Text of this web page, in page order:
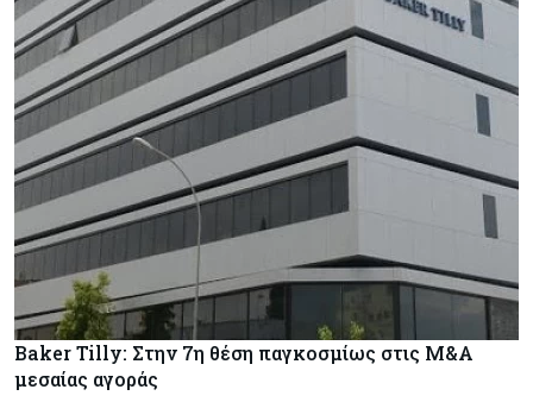
Baker Tilly: Στην 7η θέση παγκοσμίως στις M&A
μεσαίας αγοράς